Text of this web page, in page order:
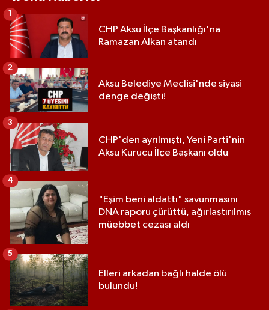
CHP Aksu İlçe Başkanlığı'na
Ramazan Alkan atandı
1
Aksu Belediye Meclisi'nde siyasi
denge değişti!
2
CHP'den ayrılmıştı, Yeni Parti'nin
Aksu Kurucu İlçe Başkanı oldu
3
"Eşim beni aldattı" savunmasını
DNA raporu çürüttü, ağırlaştırılmış
müebbet cezası aldı
4
Elleri arkadan bağlı halde ölü
bulundu!
5